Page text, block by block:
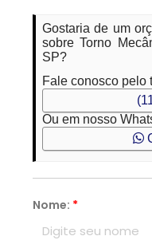
Gostaria de um
sobre Torno
SP?
Fale conosco pelo
Ou em nosso
Nome: *